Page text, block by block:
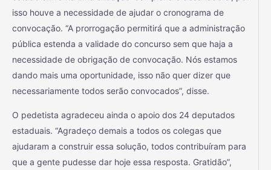
isso houve a necessidade de ajudar o cronograma de
convocação. “A prorrogação permitirá que a administração
pública estenda a validade do concurso sem que haja a
necessidade de obrigação de convocação. Nós estamos
dando mais uma oportunidade, isso não quer dizer que
necessariamente todos serão convocados”, disse.
O pedetista agradeceu ainda o apoio dos 24 deputados
estaduais. “Agradeço demais a todos os colegas que
ajudaram a construir essa solução, todos contribuíram para
que a gente pudesse dar hoje essa resposta. Gratidão”,